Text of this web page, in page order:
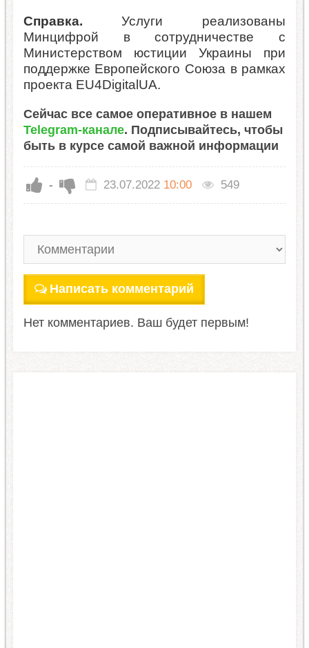
Справка. Услуги реализованы
Минцифрой в сотрудничестве с
Министерством юстиции Украины при
поддержке Европейского Союза в рамках
проекта EU4DigitalUA.
Сейчас все самое оперативное в нашем
Telegram-канале. Подписывайтесь, чтобы
быть в курсе самой важной информации
- 23.07.2022 10:00 549
Написать комментарий
Нет комментариев. Ваш будет первым!